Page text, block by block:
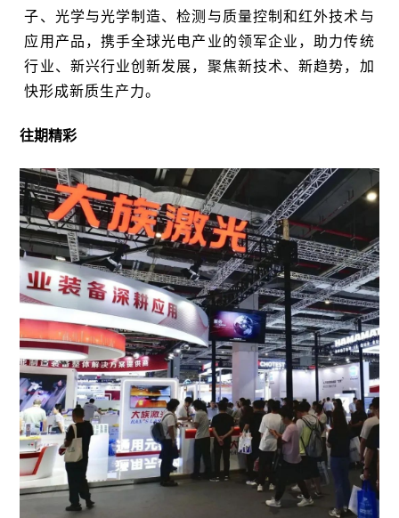
子、光学与光学制造、检测与质量控制和红外技术与
应用产品，携手全球光电产业的领军企业，助力传统
行业、新兴行业创新发展，聚焦新技术、新趋势，加
快形成新质生产力。
往期精彩